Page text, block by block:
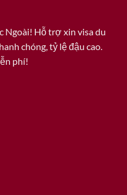
Ngoài! Hỗ trợ xin visa du
chóng, tỷ lệ đậu cao.
phí!